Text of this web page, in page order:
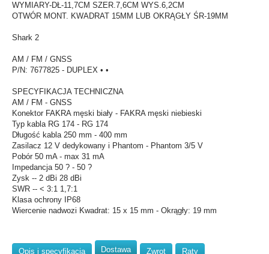
WYMIARY-DŁ-11,7CM SZER.7,6CM WYS.6,2CM
OTWÓR MONT. KWADRAT 15MM LUB OKRĄGŁY ŚR-19MM
Shark 2
AM / FM / GNSS
P/N: 7677825 - DUPLEX • •
SPECYFIKACJA TECHNICZNA
AM / FM - GNSS
Konektor FAKRA męski biały - FAKRA męski niebieski
Typ kabla RG 174 - RG 174
Długość kabla 250 mm - 400 mm
Zasilacz 12 V dedykowany i Phantom - Phantom 3/5 V
Pobór 50 mA - max 31 mA
Impedancja 50 ? - 50 ?
Zysk -- 2 dBi 28 dBi
SWR -- < 3:1 1,7:1
Klasa ochrony IP68
Wiercenie nadwozi Kwadrat: 15 x 15 mm - Okrągły: 19 mm
Opis i specyfikacja Dostawa Zwrot Raty